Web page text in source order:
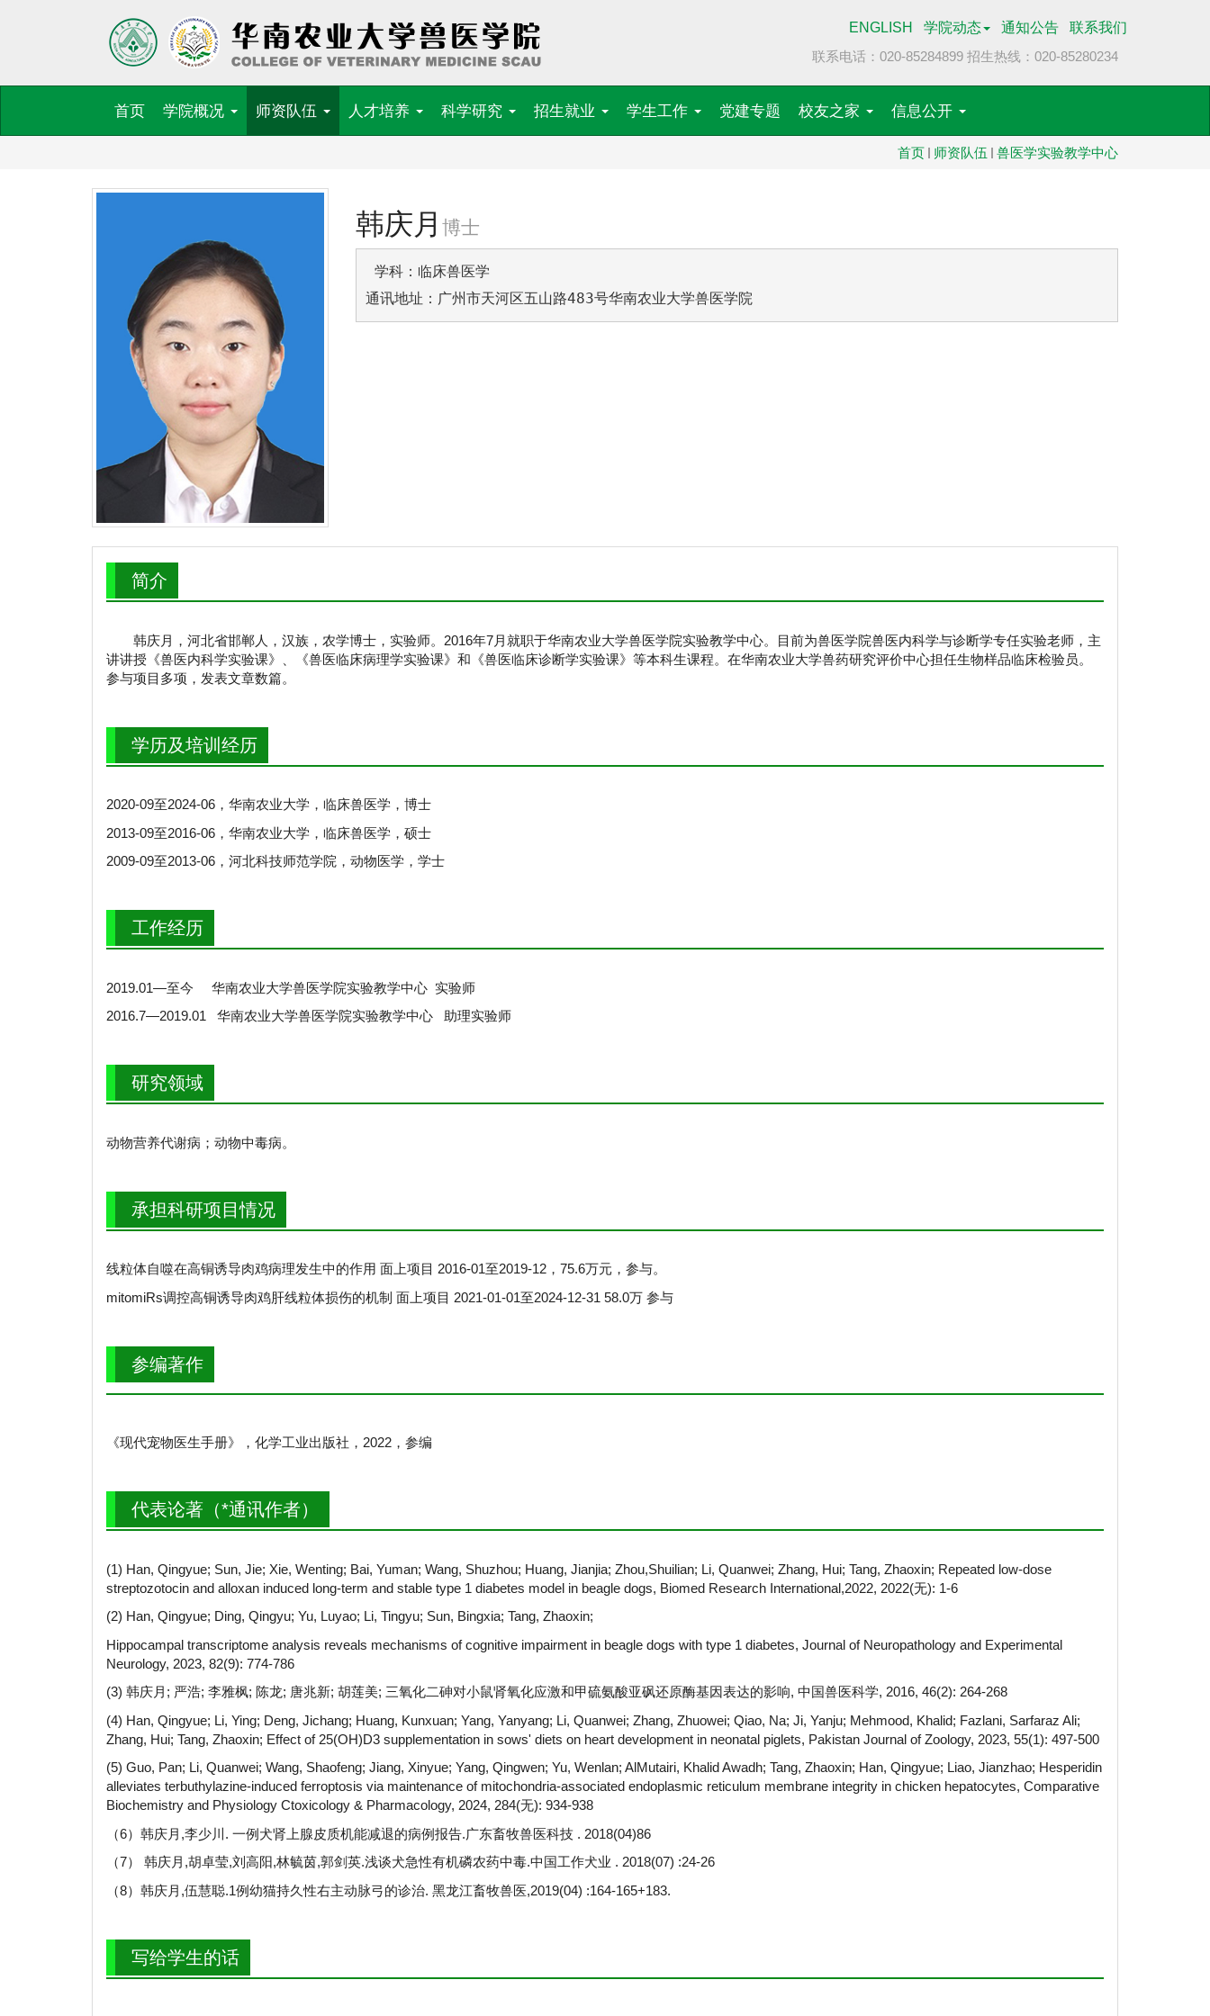
ENGLISH 学院动态 通知公告
联系我们
联系电话：020-85284899 招生热线：020-85280234
首页 学院概况 师资队伍 人才培养 科学研究 招生就业 学生工作 党建专题 校友之家 信息公开
首页 师资队伍 兽医学实验教学中心
韩庆月 博士
学科：临床兽医学
通讯地址：广州市天河区五山路483号华南农业大学兽医学院
简介
韩庆月，河北省邯郸人，汉族，农学博士，实验师。2016年7月就职于华南农业大学兽医学院实验教学中心。目前为兽医学院兽医内科学与诊断学专任实验老师，主
讲讲授《兽医内科学实验课》、《兽医临床病理学实验课》和《兽医临床诊断学实验课》等本科生课程。在华南农业大学兽药研究评价中心担任生物样品临床检验员。
参与项目多项，发表文章数篇。
学历及培训经历
2020-09至2024-06，华南农业大学，临床兽医学，博士
2013-09至2016-06，华南农业大学，临床兽医学，硕士
2009-09至2013-06，河北科技师范学院，动物医学，学士
工作经历
2019.01—至今 华南农业大学兽医学院实验教学中心 实验师
2016.7—2019.01 华南农业大学兽医学院实验教学中心 助理实验师
研究领域
动物营养代谢病；动物中毒病。
承担科研项目情况
线粒体自噬在高铜诱导肉鸡病理发生中的作用 面上项目 2016-01至2019-12，75.6万元，参与。
mitomiRs调控高铜诱导肉鸡肝线粒体损伤的机制 面上项目 2021-01-01至2024-12-31 58.0万 参与
参编著作
《现代宠物医生手册》，化学工业出版社，2022，参编
代表论著（*通讯作者）
(1) Han, Qingyue; Sun, Jie; Xie, Wenting; Bai, Yuman; Wang, Shuzhou; Huang, Jianjia; Zhou,Shuilian; Li, Quanwei; Zhang, Hui; Tang, Zhaoxin; Repeated low-dose
streptozotocin and alloxan induced long-term and stable type 1 diabetes model in beagle dogs, Biomed Research International,2022, 2022(无): 1-6
(2) Han, Qingyue; Ding, Qingyu; Yu, Luyao; Li, Tingyu; Sun, Bingxia; Tang, Zhaoxin;
Hippocampal transcriptome analysis reveals mechanisms of cognitive impairment in beagle dogs with type 1 diabetes, Journal of Neuropathology and Experimental
Neurology, 2023, 82(9): 774-786
(3) 韩庆月; 严浩; 李雅枫; 陈龙; 唐兆新; 胡莲美; 三氧化二砷对小鼠肾氧化应激和甲硫氨酸亚砜还原酶基因表达的影响, 中国兽医科学, 2016, 46(2): 264-268
(4) Han, Qingyue; Li, Ying; Deng, Jichang; Huang, Kunxuan; Yang, Yanyang; Li, Quanwei; Zhang, Zhuowei; Qiao, Na; Ji, Yanju; Mehmood, Khalid; Fazlani, Sarfaraz Ali;
Zhang, Hui; Tang, Zhaoxin; Effect of 25(OH)D3 supplementation in sows' diets on heart development in neonatal piglets, Pakistan Journal of Zoology, 2023, 55(1): 497-500
(5) Guo, Pan; Li, Quanwei; Wang, Shaofeng; Jiang, Xinyue; Yang, Qingwen; Yu, Wenlan; AlMutairi, Khalid Awadh; Tang, Zhaoxin; Han, Qingyue; Liao, Jianzhao; Hesperidin
alleviates terbuthylazine-induced ferroptosis via maintenance of mitochondria-associated endoplasmic reticulum membrane integrity in chicken hepatocytes, Comparative
Biochemistry and Physiology Ctoxicology & Pharmacology, 2024, 284(无): 934-938
（6）韩庆月,李少川. 一例犬肾上腺皮质机能减退的病例报告.广东畜牧兽医科技 . 2018(04)86
（7） 韩庆月,胡卓莹,刘高阳,林毓茵,郭剑英.浅谈犬急性有机磷农药中毒.中国工作犬业 . 2018(07) :24-26
（8）韩庆月,伍慧聪.1例幼猫持久性右主动脉弓的诊治. 黑龙江畜牧兽医,2019(04) :164-165+183.
写给学生的话